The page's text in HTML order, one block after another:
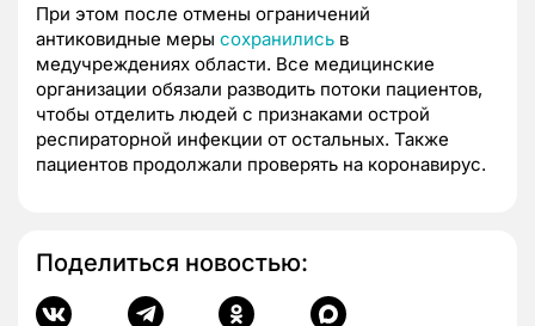
При этом после отмены ограничений
антиковидные меры сохранились в
медучреждениях области. Все медицинские
организации обязали разводить потоки пациентов,
чтобы отделить людей с признаками острой
респираторной инфекции от остальных. Также
пациентов продолжали проверять на коронавирус.
Поделиться новостью: